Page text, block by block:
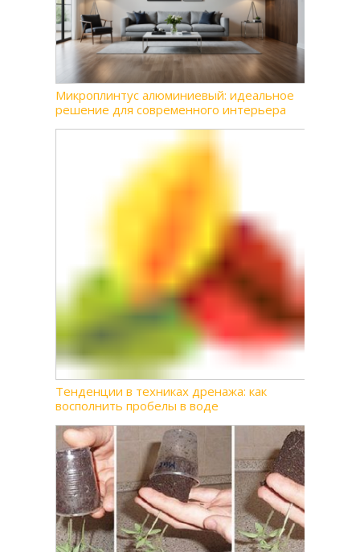
Микроплинтус алюминиевый: идеальное
решение для современного интерьера
Тенденции в техниках дренажа: как
восполнить пробелы в воде